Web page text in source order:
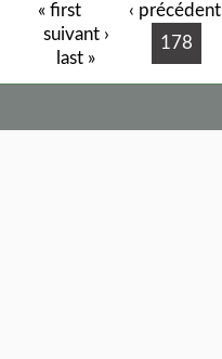
Pages« first ‹ précédent
178
suivant ›
last »